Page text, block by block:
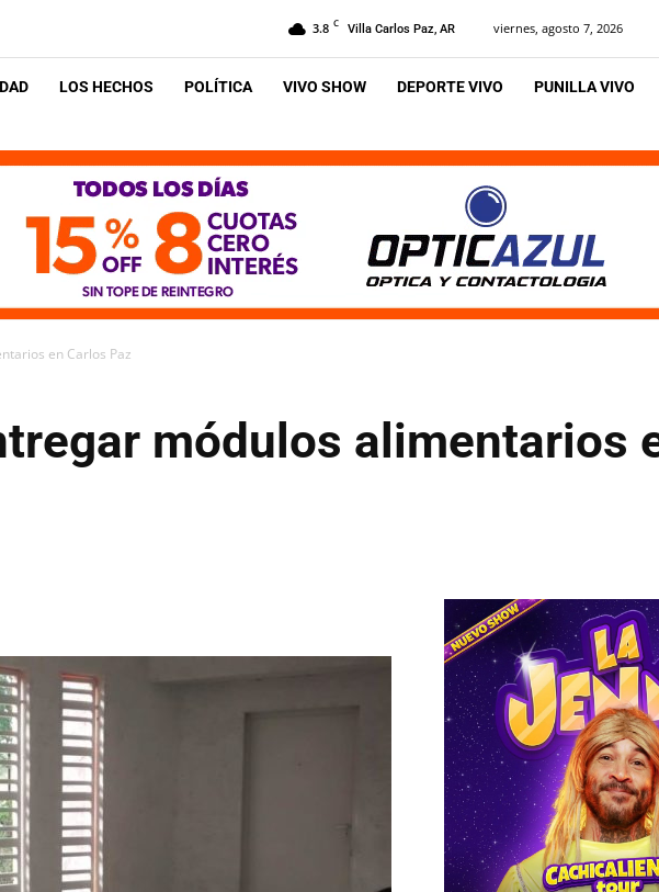
3.8 C Villa Carlos Paz, AR viernes, agosto 7, 2026
LOS HECHOS POLÍTICA VIVO SHOW DEPORTE VIVO PUNILLA VIVO
en Carlos Paz
módulos alimentarios